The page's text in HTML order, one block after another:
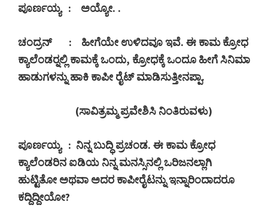
ಪೂರ್ಣಯ್ಯ: ಅಯ್ಯೋ. .
ಚಂದ್ರನ್: ಹೀಗೆಯೇ ಉಳಿದವೂ ಇವೆ. ಈ ಕಾಮ ಕ್ರೋಧ
ಕ್ಯಾಲೆಂಡರ್‍ನಲ್ಲಿ ಕಾಮಕ್ಕೆ ಒಂದು, ಕ್ರೋಧಕ್ಕೆ ಒಂದೂ ಹೀಗೆ ಸಿನಿಮಾ
ಹಾಡುಗಳನ್ನು ಹಾಕಿ ಕಾಪೀ ರೈಟ್ ಮಾಡಿಸುತ್ತೀನಪ್ಪಾ.
(ಸಾವಿತ್ರಮ್ಮ ಪ್ರವೇಶಿಸಿ ನಿಂತಿರುವಳು)
ಪೂರ್ಣಯ್ಯ: ನಿನ್ನ ಬುದ್ಧಿ ಪ್ರಚಂಡ. ಈ ಕಾಮ ಕ್ರೋಧ
ಕ್ಯಾಲೆಂಡರಿನ ಐಡಿಯ ನಿನ್ನ ಮನಸ್ಸಿನಲ್ಲಿ ಒರಿಜನಲ್ಲಾಗಿ
ಹುಟ್ಟಿತೋ ಅಥವಾ ಅದರ ಕಾಪೀರೈಟನ್ನು ಇನ್ನಾರಿಂದಾದರೂ
ಕದ್ದಿದ್ದೀಯೋ?